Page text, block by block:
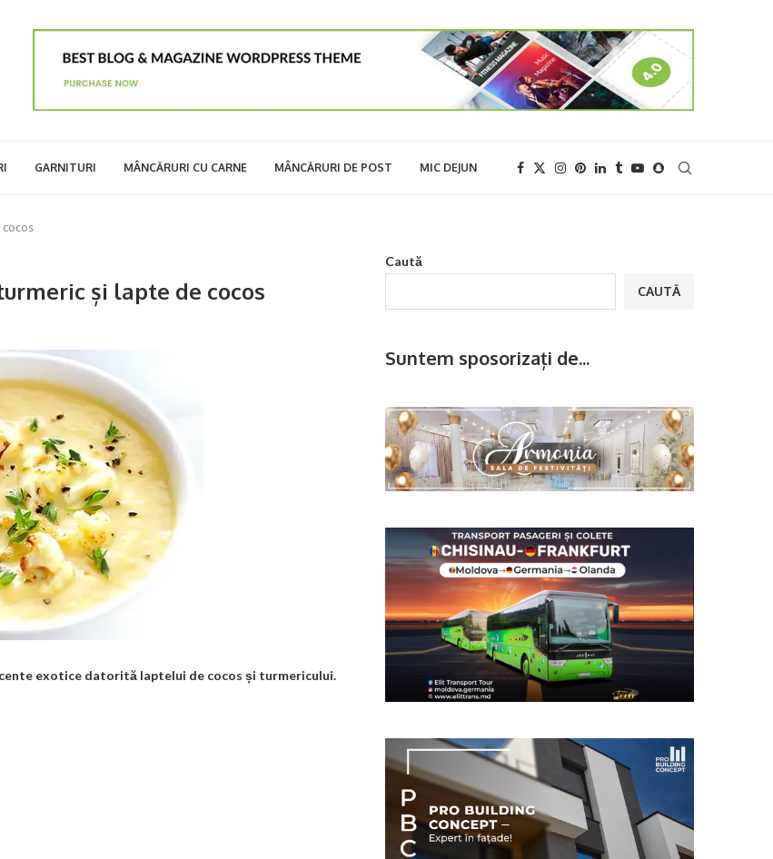
GARNITURI MÂNCĂRURI CU CARNE MÂNCĂRURI DE POST MIC DEJUN
cocos
și lapte de cocos
exotice datorită laptelui de cocos și turmericului.
Caută
CAUTĂ
Suntem sposorizați de...